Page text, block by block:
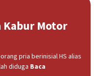
Kabur Motor
pria berinisial HS alias
diduga Baca